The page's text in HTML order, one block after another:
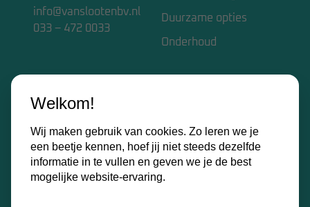
info@vanslootenbv.nl
033 – 472 0033
Duurzame opties
Onderhoud
Home
Over ons
Kennisbank
Contact
Welkom!
Wij maken gebruik van cookies. Zo leren we je
een beetje kennen, hoef jij niet steeds dezelfde
informatie in te vullen en geven we je de best
mogelijke website-ervaring.